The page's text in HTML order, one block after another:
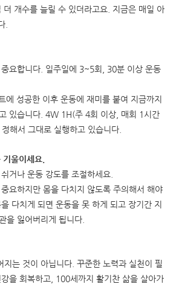
더 개수를 늘릴 수 있더라고요. 지금은 매일 아
.
요합니다. 일주일에 3~5회, 30분 이상 운동
에 성공한 이후 운동에 재미를 붙여 지금까지
있습니다. 4W 1H(주 4회 이상, 매회 1시간
해서 그대로 실행하고 있습니다.
울이세요.
거나 운동 강도를 조절하세요.
요하지만 몸을 다치지 않도록 주의해서 해야
다치게 되면 운동을 못 하게 되고 장기간 지
을 잃어버리게 됩니다.
지는 것이 아닙니다. 꾸준한 노력과 실천이 필
을 회복하고, 100세까지 활기찬 삶을 살아가